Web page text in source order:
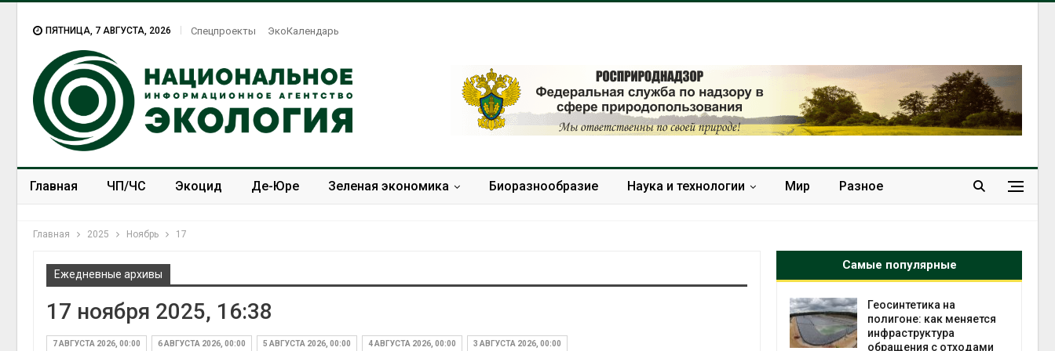
ПЯТНИЦА, 7 АВГУСТА, 2026 Спецпроекты ЭкоКалендарь
Главная ЧП/ЧС Экоцид Де-Юре Зеленая экономика Биоразнообразие Наука и технологии Мир Разное
Главная 2025 Ноябрь 17
Ежедневные архивы
17 ноября 2025, 16:38
7 АВГУСТА 2026, 00:00 6 АВГУСТА 2026, 00:00 5 АВГУСТА 2026, 00:00 4 АВГУСТА 2026, 00:00 3 АВГУСТА 2026, 00:00
Самые популярные
строительство мусорных
объектов и уборку
Геосинтетика на
полигоне: как меняется
инфраструктура
обращения с отходами